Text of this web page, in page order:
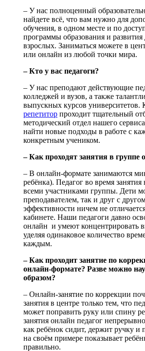
– У нас полноценный
найдете всё, что вам нужно для
обучения, в одном месте и по
программы образования и развития
взрослых. Заниматься можете в
или онлайн из любой точки мира.
– Кто у вас педагоги?
– У нас преподают действующие
колледжей и вузов, а также
выпускных курсов университетов.
репетитор проходит тщательный
методический отдел нашего
найти новые подходы в работе с
конкретным учеником.
– Как проходят занятия в группе
– В онлайн-формате занимаются
ребёнка). Педагог во время занятия
всеми участниками группы. Дети
преподавателем, так и друг с
эффективности ничем не
кабинете. Наши педагоги давно
онлайн и умеют концентрировать
уделяя одинаковое количество
каждым.
– Как проходит занятие по
онлайн-формате? Разве можно
образом?
– Онлайн-занятие по коррекции
занятия в центре только тем, что
может поправить руку или спину
занятия онлайн педагог
как ребёнок сидит, держит ручку и
на своём примере показывает
правильно.